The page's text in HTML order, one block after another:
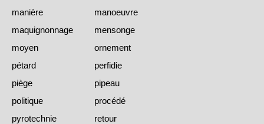
manière
manoeuvre
maquignonnage
mensonge
moyen
ornement
pétard
perfidie
piège
pipeau
politique
procédé
pyrotechnie
retour